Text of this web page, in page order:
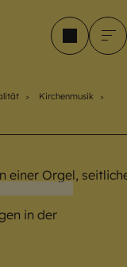
Kirchenmusik
/ EOM
in der